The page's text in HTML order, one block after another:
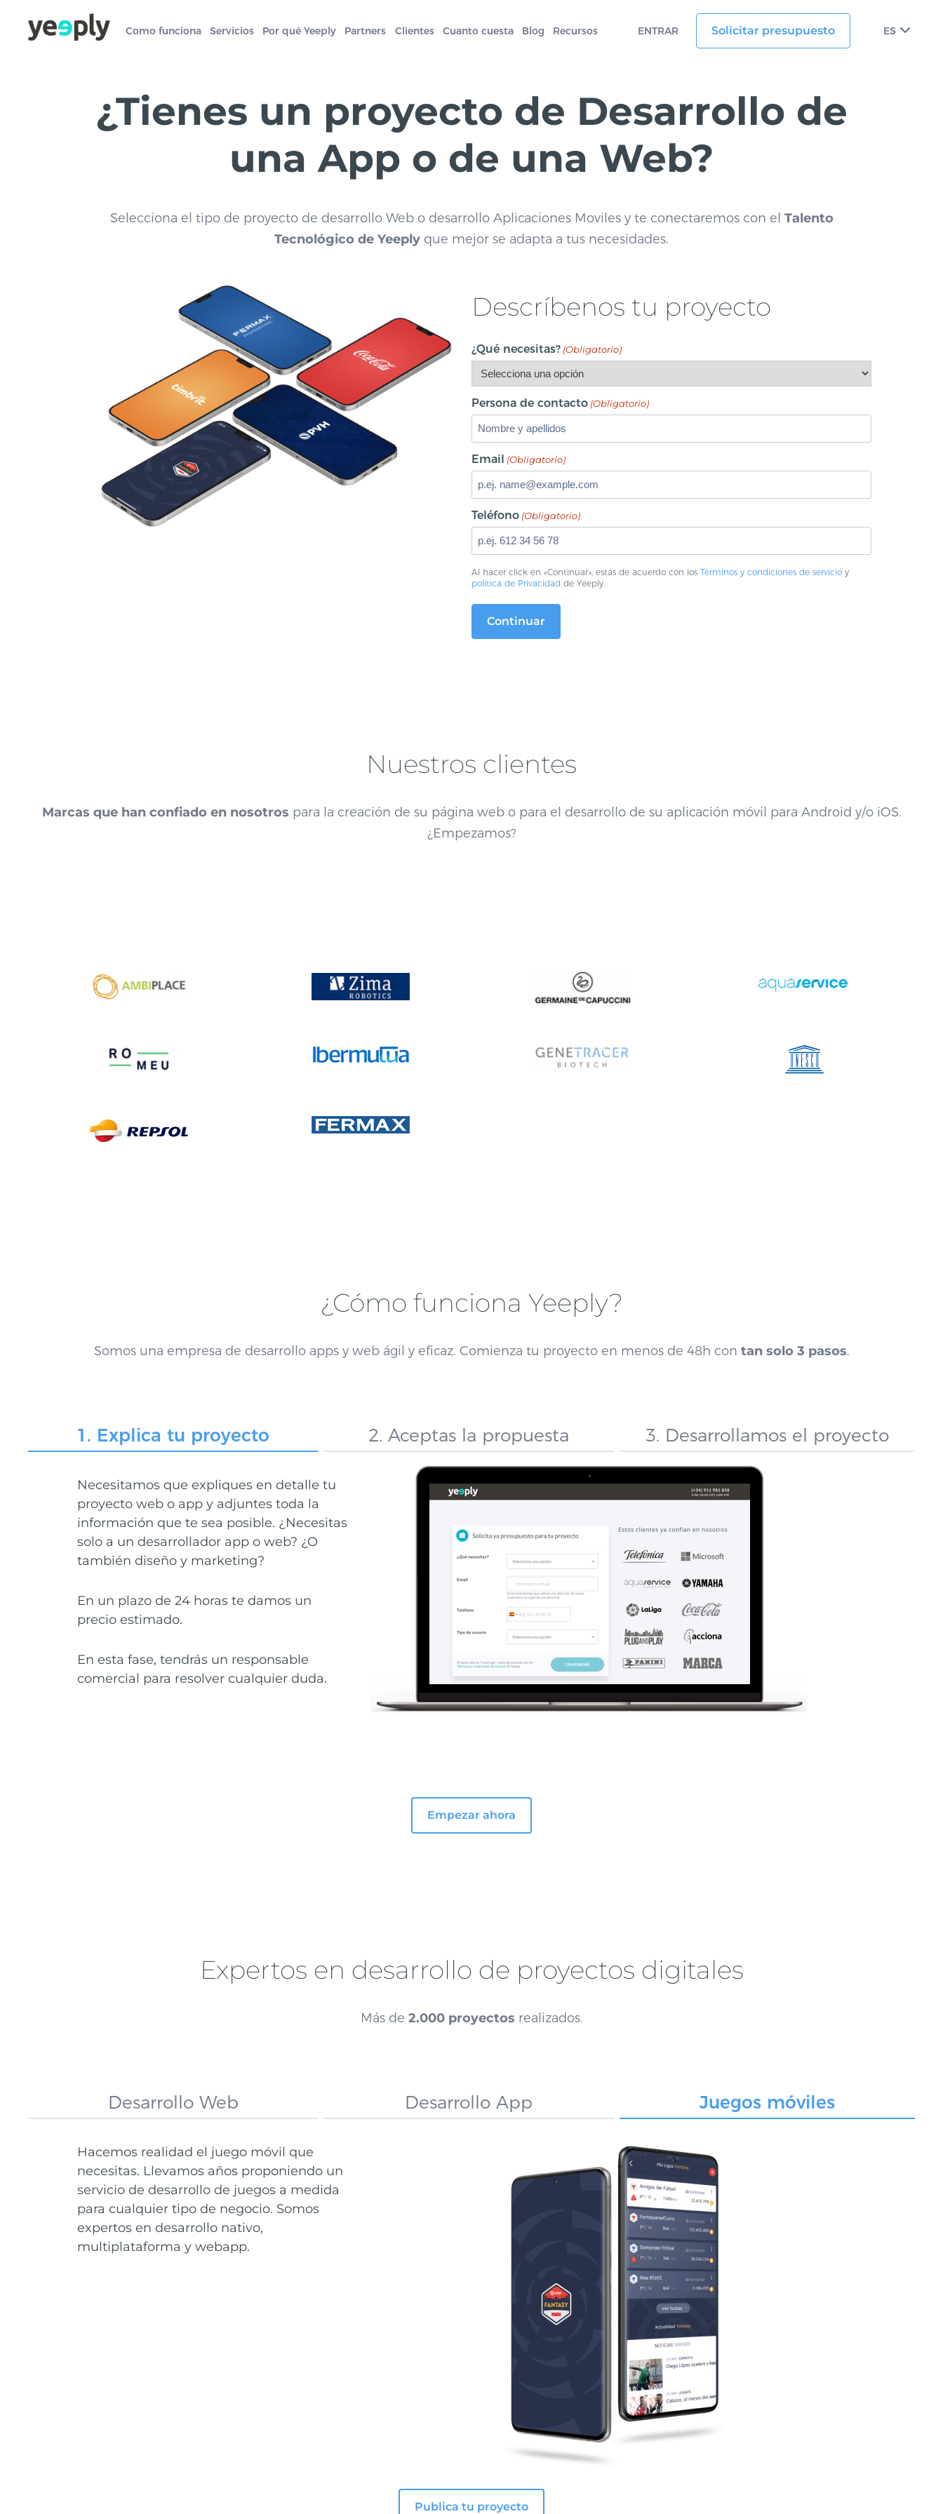
Como funciona Servicios Por qué Yeeply Partners Clientes Cuanto cuesta Blog Recursos ENTRAR Solicitar presupuesto ES
¿Tienes un proyecto de Desarrollo de
una App o de una Web?
Selecciona el tipo de proyecto de desarrollo Web o desarrollo Aplicaciones Moviles y te conectaremos con el Talento
Tecnológico de Yeeply que mejor se adapta a tus necesidades.
Descríbenos tu proyecto
¿Qué necesitas? (Obligatorio)
Persona de contacto (Obligatorio)
Email (Obligatorio)
Teléfono (Obligatorio)
Al hacer click en «Continuar», estás de acuerdo con los Términos y condiciones de servicio y
política de Privacidad de Yeeply.
Nuestros clientes
Marcas que han confiado en nosotros para la creación de su página web o para el desarrollo de su aplicación móvil para Android y/o iOS.
¿Empezamos?
¿Cómo funciona Yeeply?
Somos una empresa de desarrollo apps y web ágil y eficaz. Comienza tu proyecto en menos de 48h con tan solo 3 pasos.
1. Explica tu proyecto 2. Aceptas la propuesta 3. Desarrollamos el proyecto
Necesitamos que expliques en detalle tu
proyecto web o app y adjuntes toda la
información que te sea posible. ¿Necesitas
solo a un desarrollador app o web? ¿O
también diseño y marketing?
En un plazo de 24 horas te damos un
precio estimado.
En esta fase, tendrás un responsable
comercial para resolver cualquier duda.
Empezar ahora
Expertos en desarrollo de proyectos digitales
Más de 2.000 proyectos realizados.
Desarrollo Web Desarrollo App Juegos móviles
Hacemos realidad el juego móvil que
necesitas. Llevamos años proponiendo un
servicio de desarrollo de juegos a medida
para cualquier tipo de negocio. Somos
expertos en desarrollo nativo,
multiplataforma y webapp.
Publica tu proyecto